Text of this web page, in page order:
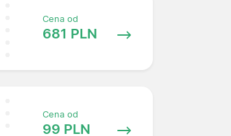
Cena od
681 PLN
Cena od
99 PLN